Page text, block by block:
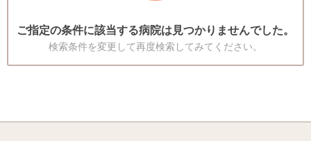
ご指定の条件に該当する病院は見つかりませんでした。
検索条件を変更して再度検索してみてください。